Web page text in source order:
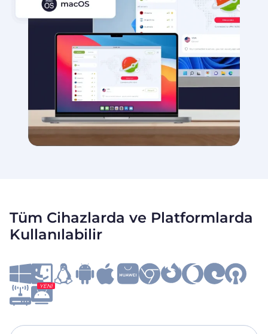
Tüm Cihazlarda ve Platformlarda
Kullanılabilir
YENI